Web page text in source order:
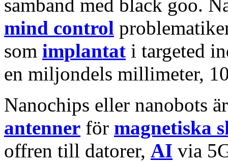
samband med black goo.
mind control
som implantat i targeted
en miljondels millimeter,
Nanochips eller nanobots
antenner för magnetiska
offren till datorer, AI via